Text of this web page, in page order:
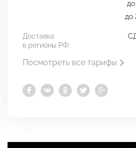
до
Доставка
в регионы РФ:
Посмотреть все тарифы